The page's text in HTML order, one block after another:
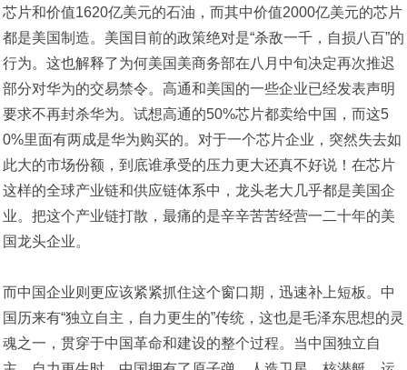
芯片和价值1620亿美元的石油，而其中价值2000亿美元的芯片
都是美国制造。美国目前的政策绝对是“杀敌一千，自损八百”的
行为。这也解释了为何美国美商务部在八月中旬决定再次推迟
部分对华为的交易禁令。高通和美国的一些企业已经发表声明
要求不再封杀华为。试想高通的50%芯片都卖给中国，而这5
0%里面有两成是华为购买的。对于一个芯片企业，突然失去如
此大的市场份额，到底谁承受的压力更大还真不好说！在芯片
这样的全球产业链和供应链体系中，龙头老大几乎都是美国企
业。把这个产业链打散，最痛的是辛辛苦苦经营一二十年的美
国龙头企业。
而中国企业则更应该紧紧抓住这个窗口期，迅速补上短板。中
国历来有“独立自主，自力更生的”传统，这也是毛泽东思想的灵
魂之一，贯穿于中国革命和建设的整个过程。当中国独立自